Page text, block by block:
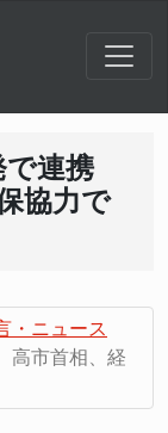
で連携
協力で
・ニュース
高市首相、経